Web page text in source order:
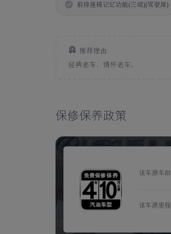
前排座椅记忆功能(三组)(驾驶席)
推荐理由
经典老车，情怀老车，
保修保养政策
该车源车龄
该车源里程